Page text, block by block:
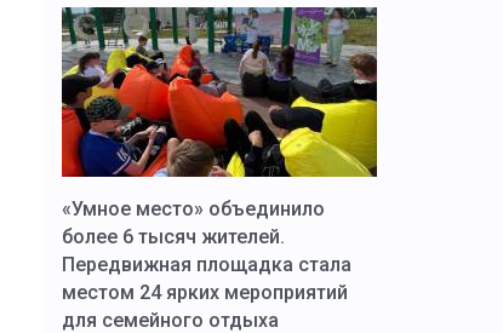
«Умное место» объединило
более 6 тысяч жителей.
Передвижная площадка стала
местом 24 ярких мероприятий
для семейного отдыха